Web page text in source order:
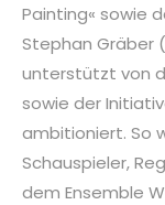
Painting« sowie
Stephan Gräber
unterstützt von
sowie der
ambitioniert. So
Schauspieler,
dem Ensemble